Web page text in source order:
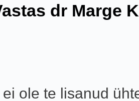
dr Marge
ole te lisanud